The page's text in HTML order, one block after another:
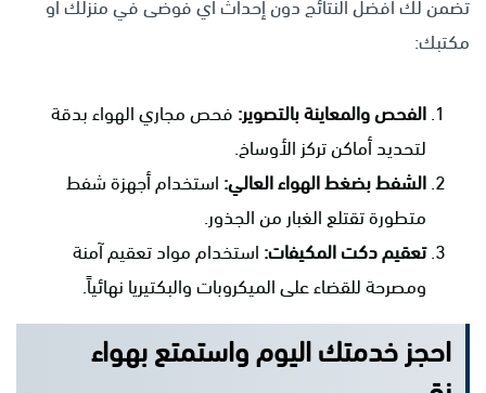
تضمن لك أفضل النتائج دون إحداث أي فوضى في منزلك أو
مكتبك:
الفحص والمعاينة بالتصوير: فحص مجاري الهواء بدقة
لتحديد أماكن تركز الأوساخ.
الشفط بضغط الهواء العالي: استخدام أجهزة شفط
متطورة تقتلع الغبار من الجذور.
تعقيم دكت المكيفات: استخدام مواد تعقيم آمنة
ومصرحة للقضاء على الميكروبات والبكتيريا نهائياً.
احجز خدمتك اليوم واستمتع بهواء